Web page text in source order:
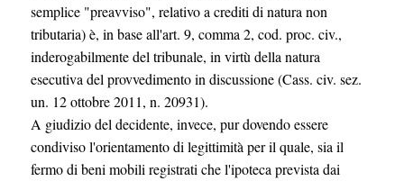
semplice "preavviso", relativo a crediti di natura non
tributaria) è, in base all'art. 9, comma 2, cod. proc. civ.,
inderogabilmente del tribunale, in virtù della natura
esecutiva del provvedimento in discussione (Cass. civ. sez.
un. 12 ottobre 2011, n. 20931).
A giudizio del decidente, invece, pur dovendo essere
condiviso l'orientamento di legittimità per il quale, sia il
fermo di beni mobili registrati che l'ipoteca prevista dai